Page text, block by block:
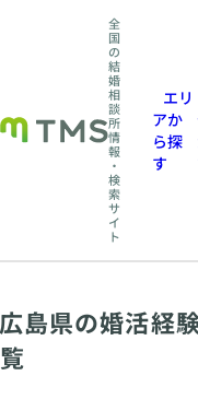
全
国
の
結
婚
相
談
所
情
報
・
検
索
サ
イ
ト
エリ
アか
ら探
す
島県の婚活経
覧